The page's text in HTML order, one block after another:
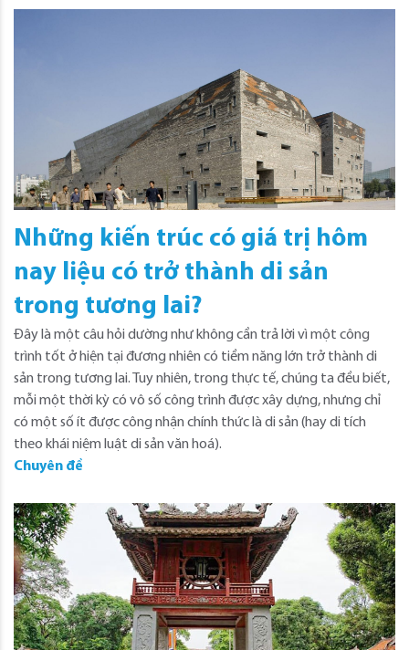
Những kiến trúc có giá trị hôm
nay liệu có trở thành di sản
trong tương lai?
Đây là một câu hỏi dường như không cần trả lời vì một công
trình tốt ở hiện tại đương nhiên có tiềm năng lớn trở thành di
sản trong tương lai. Tuy nhiên, trong thực tế, chúng ta đều biết,
mỗi một thời kỳ có vô số công trình được xây dựng, nhưng chỉ
có một số ít được công nhận chính thức là di sản (hay di tích
theo khái niệm luật di sản văn hoá).
Chuyên đề